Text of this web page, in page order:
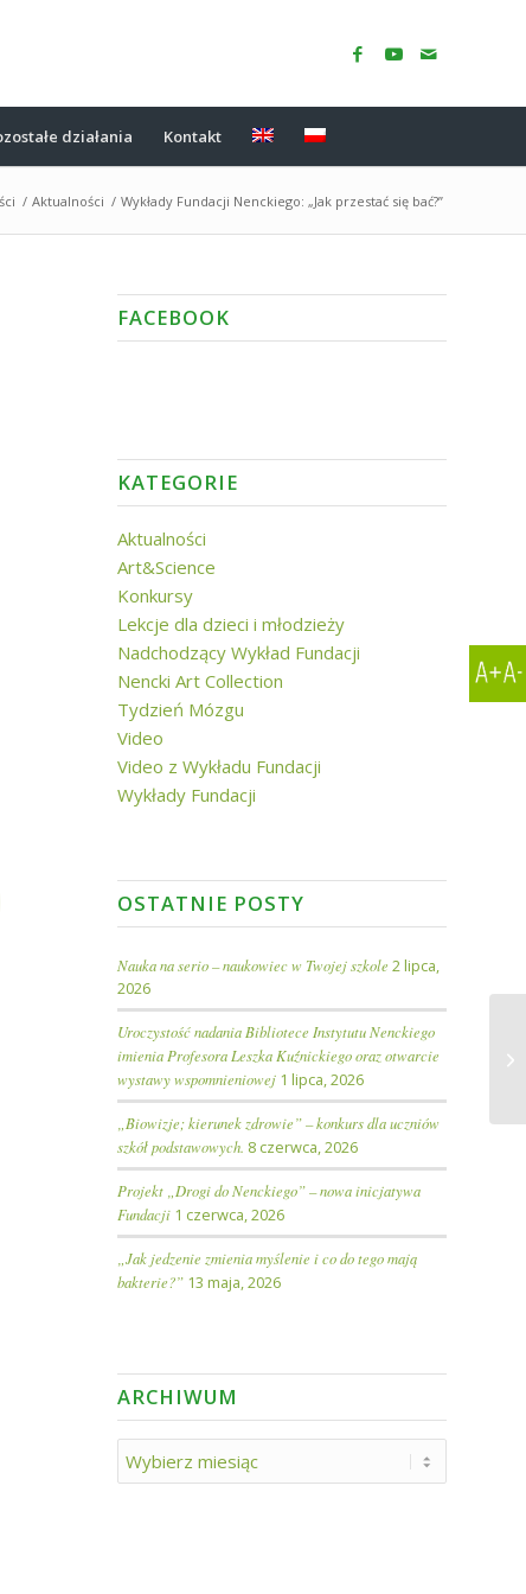
działania Kontakt
/ Aktualności / Wykłady Fundacji Nenckiego: „Jak przestać się bać?”
FACEBOOK
KATEGORIE
Aktualności
Art&Science
Konkursy
Lekcje dla dzieci i młodzieży
Nadchodzący Wykład Fundacji
Nencki Art Collection
Tydzień Mózgu
Video
Video z Wykładu Fundacji
Wykłady Fundacji
OSTATNIE POSTY
Nauka na serio – naukowiec w Twojej szkole 2 lipca,
2026
Uroczystość nadania Bibliotece Instytutu Nenckiego
imienia Profesora Leszka Kuźnickiego oraz otwarcie
wystawy wspomnieniowej 1 lipca, 2026
„Biowizje; kierunek zdrowie” – konkurs dla uczniów
szkół podstawowych. 8 czerwca, 2026
Projekt „Drogi do Nenckiego” – nowa inicjatywa
Fundacji 1 czerwca, 2026
„Jak jedzenie zmienia myślenie i co do tego mają
bakterie?” 13 maja, 2026
ARCHIWUM